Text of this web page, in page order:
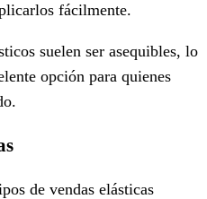
fácilmente.
suelen ser asequibles, lo
opción para quienes
de vendas elásticas